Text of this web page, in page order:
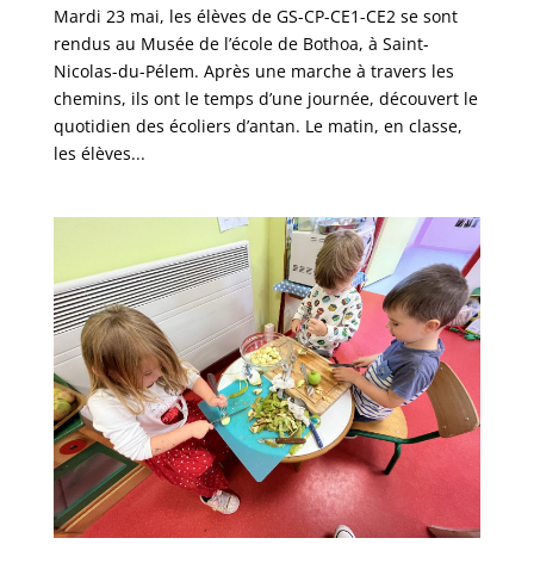
Mardi 23 mai, les élèves de GS-CP-CE1-CE2 se sont
rendus au Musée de l’école de Bothoa, à Saint-
Nicolas-du-Pélem. Après une marche à travers les
chemins, ils ont le temps d’une journée, découvert le
quotidien des écoliers d’antan. Le matin, en classe,
les élèves...